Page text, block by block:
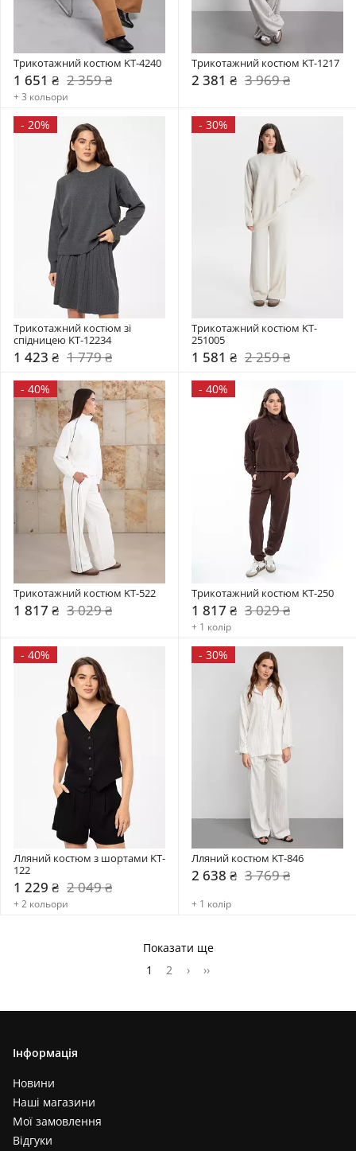
Трикотажний костюм KT-4240
1 651 ₴ 2 359 ₴
+ 3 кольори
Трикотажний костюм KT-1217
2 381 ₴ 3 969 ₴
- 20%
Трикотажний костюм зі
спідницею KT-12234
1 423 ₴ 1 779 ₴
- 30%
Трикотажний костюм KT-
251005
1 581 ₴ 2 259 ₴
- 40%
Трикотажний костюм KT-522
1 817 ₴ 3 029 ₴
- 40%
Трикотажний костюм KT-250
1 817 ₴ 3 029 ₴
+ 1 колір
- 40%
Лляний костюм з шортами KT-
122
1 229 ₴ 2 049 ₴
+ 2 кольори
- 30%
Лляний костюм KT-846
2 638 ₴ 3 769 ₴
+ 1 колір
Показати ще
1
2 › ››
Інформація
Новини
Наші магазини
Мої замовлення
Відгуки